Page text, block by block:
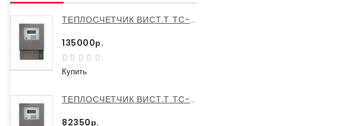
ТЕПЛОСЧЕТЧИК ВИСТ.Т ТС-200 ДУ 150/150
135000р.
Купить
ТЕПЛОСЧЕТЧИК ВИСТ.Т ТС-200 ДУ 50/50
82350р.